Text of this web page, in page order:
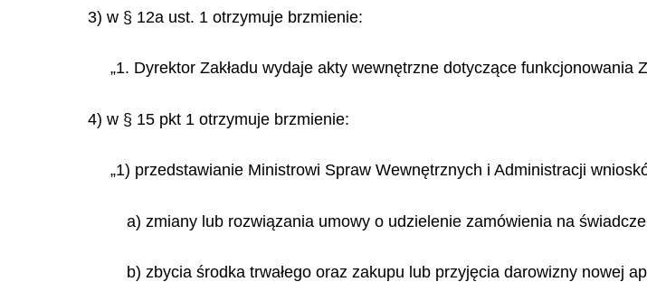
3) w § 12a ust. 1 otrzymuje brzmienie:
„1. Dyrektor Zakładu wydaje akty wewnętrzne dotyczące funkcjonowania
4) w § 15 pkt 1 otrzymuje brzmienie:
„1) przedstawianie Ministrowi Spraw Wewnętrznych i Administracji
a) zmiany lub rozwiązania umowy o udzielenie zamówienia na
b) zbycia środka trwałego oraz zakupu lub przyjęcia darowizny nowej